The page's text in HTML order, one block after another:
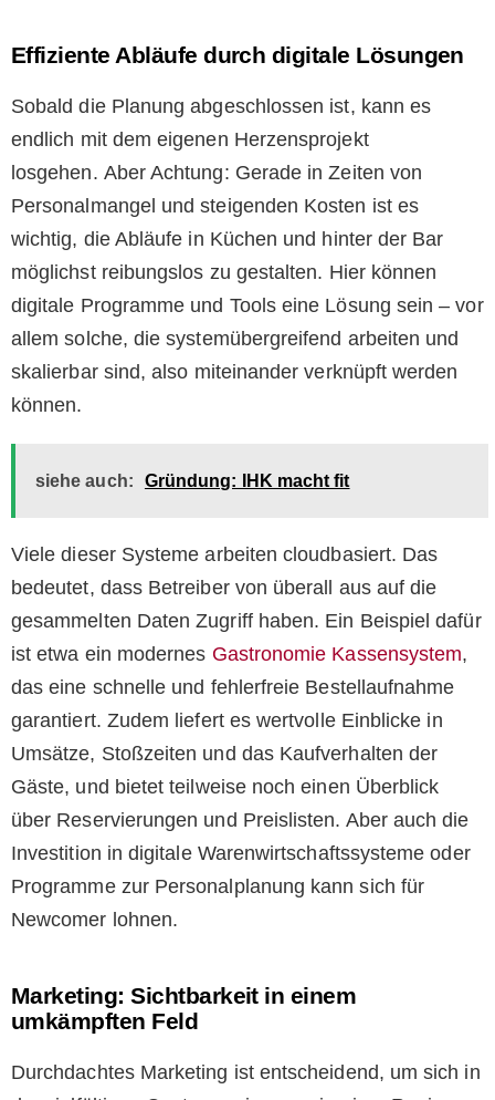
Effiziente Abläufe durch digitale Lösungen
Sobald die Planung abgeschlossen ist, kann es
endlich mit dem eigenen Herzensprojekt
losgehen. Aber Achtung: Gerade in Zeiten von
Personalmangel und steigenden Kosten ist es
wichtig, die Abläufe in Küchen und hinter der Bar
möglichst reibungslos zu gestalten. Hier können
digitale Programme und Tools eine Lösung sein – vor
allem solche, die systemübergreifend arbeiten und
skalierbar sind, also miteinander verknüpft werden
können.
siehe auch: Gründung: IHK macht fit
Viele dieser Systeme arbeiten cloudbasiert. Das
bedeutet, dass Betreiber von überall aus auf die
gesammelten Daten Zugriff haben. Ein Beispiel dafür
ist etwa ein modernes Gastronomie Kassensystem,
das eine schnelle und fehlerfreie Bestellaufnahme
garantiert. Zudem liefert es wertvolle Einblicke in
Umsätze, Stoßzeiten und das Kaufverhalten der
Gäste, und bietet teilweise noch einen Überblick
über Reservierungen und Preislisten. Aber auch die
Investition in digitale Warenwirtschaftssysteme oder
Programme zur Personalplanung kann sich für
Newcomer lohnen.
Marketing: Sichtbarkeit in einem
umkämpften Feld
Durchdachtes Marketing ist entscheidend, um sich in